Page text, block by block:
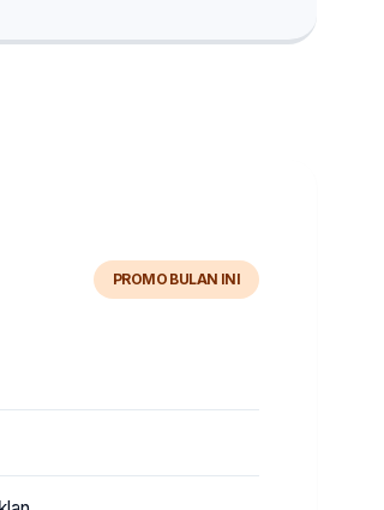
PROMO BULAN INI